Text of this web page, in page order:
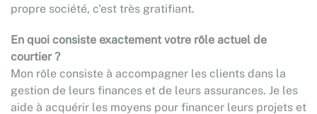
propre société, c'est très gratifiant.
En quoi consiste exactement votre rôle actuel de
courtier ?
Mon rôle consiste à accompagner les clients dans la
gestion de leurs finances et de leurs assurances. Je les
aide à acquérir les moyens pour financer leurs projets et